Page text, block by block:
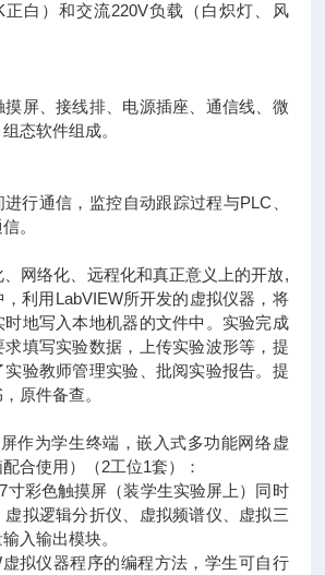
正白）和交流220V负载（白炽灯、风
摸屏、接线排、电源插座、通信线、微
态软件组成。
行通信，监控自动跟踪过程与PLC、
。
网络化、远程化和真正意义上的开放,
利用LabVIEW所开发的虚拟仪器，将
时地写入本地机器的文件中。实验完成
求填写实验数据，上传实验波形等，提
验教师管理实验、批阅实验报告。提
原件备查。
作为学生终端，嵌入式多功能网络虚
合使用）（2工位1套）：
寸彩色触摸屏（装学生实验屏上）同时
拟逻辑分折仪、虚拟频谱仪、虚拟三
入输出模块。
拟仪器程序的编程方法，学生可自行